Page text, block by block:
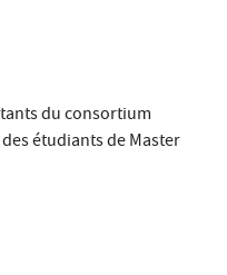
du consortium
étudiants de Master